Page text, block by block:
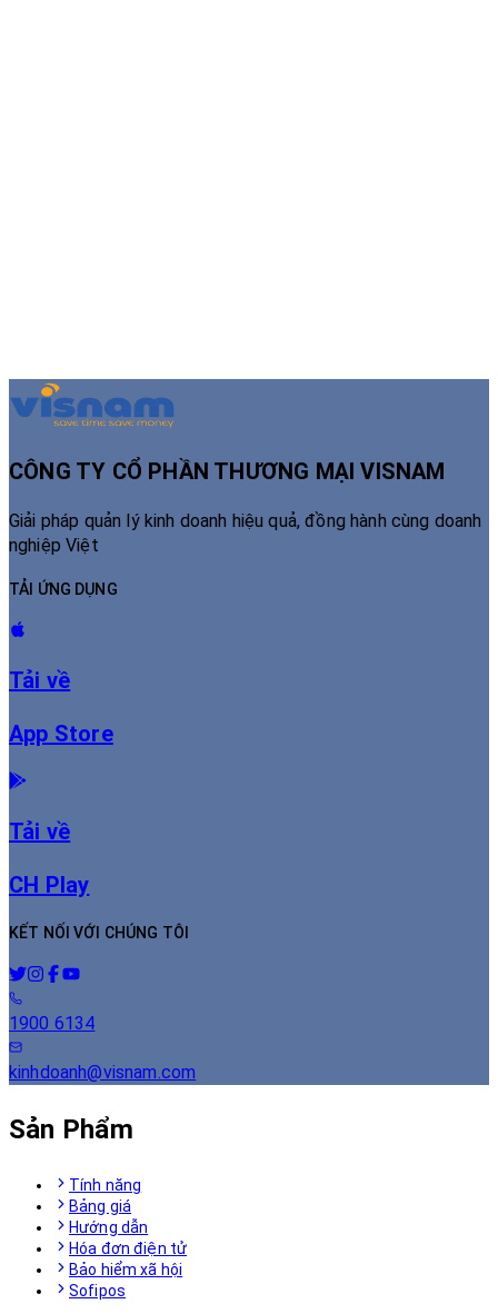
CÔNG TY CỔ PHẦN THƯƠNG MẠI VISNAM
Giải pháp quản lý kinh doanh hiệu quả, đồng hành cùng doanh
nghiệp Việt
TẢI ỨNG DỤNG
Tải về
App Store
Tải về
CH Play
KẾT NỐI VỚI CHÚNG TÔI
1900 6134
kinhdoanh@visnam.com
Sản Phẩm
Tính năng
Bảng giá
Hướng dẫn
Hóa đơn điện tử
Bảo hiểm xã hội
Sofipos